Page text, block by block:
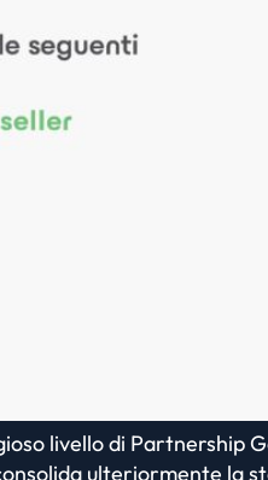
livello di Partnership
ulteriormente la